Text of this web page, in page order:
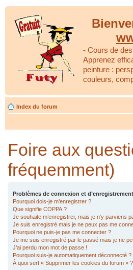
- Cours de
Apprenez
peinture :
couleurs,
Index du forum
Foire aux
fréquemment)
Problèmes de connexion et d’enregistrement
Pourquoi dois-je m’enregistrer ?
Que signifie COPPA ?
Je souhaite m’enregistrer, mais je n’y parviens
Je suis enregistré mais je ne peux pas me
Pourquoi ne puis-je pas me connecter ?
Je me suis enregistré par le passé mais je ne
J’ai perdu mon mot de passe !
Pourquoi suis-je automatiquement déconnecté ?
À quoi sert « Supprimer les cookies du forum » ?